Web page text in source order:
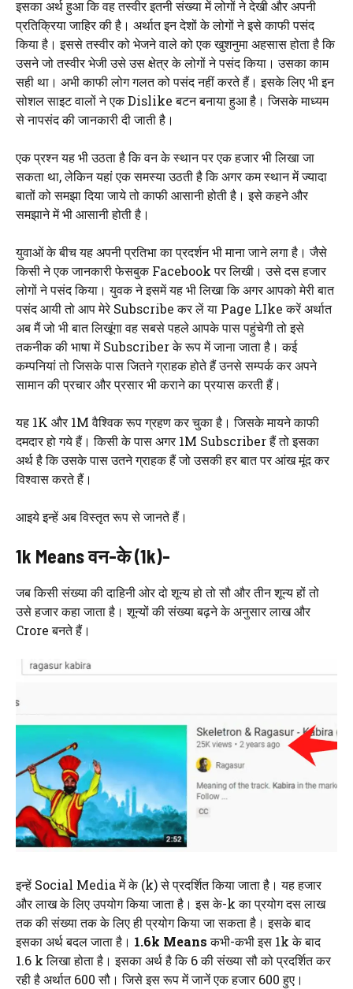
इसका अर्थ हुआ कि वह तस्वीर इतनी संख्या में लोगों ने देखी और अपनी
प्रतिक्रिया जाहिर की है। अर्थात इन देशों के लोगों ने इसे काफी पसंद
किया है। इससे तस्वीर को भेजने वाले को एक खुशनुमा अहसास होता है कि
उसने जो तस्वीर भेजी उसे उस क्षेत्र के लोगों ने पसंद किया। उसका काम
सही था। अभी काफी लोग गलत को पसंद नहीं करते हैं। इसके लिए भी इन
सोशल साइट वालों ने एक Dislike बटन बनाया हुआ है। जिसके माध्यम
से नापसंद की जानकारी दी जाती है।
एक प्रश्न यह भी उठता है कि वन के स्थान पर एक हजार भी लिखा जा
सकता था, लेकिन यहां एक समस्या उठती है कि अगर कम स्थान में ज्यादा
बातों को समझा दिया जाये तो काफी आसानी होती है। इसे कहने और
समझाने में भी आसानी होती है।
युवाओं के बीच यह अपनी प्रतिभा का प्रदर्शन भी माना जाने लगा है। जैसे
किसी ने एक जानकारी फेसबुक Facebook पर लिखी। उसे दस हजार
लोगों ने पसंद किया। युवक ने इसमें यह भी लिखा कि अगर आपको मेरी बात
पसंद आयी तो आप मेरे Subscribe कर लें या Page LIke करें अर्थात
अब मैं जो भी बात लिखूंगा वह सबसे पहले आपके पास पहुंचेगी तो इसे
तकनीक की भाषा में Subscriber के रूप में जाना जाता है। कई
कम्पनियां तो जिसके पास जितने ग्राहक होते हैं उनसे सम्पर्क कर अपने
सामान की प्रचार और प्रसार भी कराने का प्रयास करती हैं।
यह 1K और 1M वैश्विक रूप ग्रहण कर चुका है। जिसके मायने काफी
दमदार हो गये हैं। किसी के पास अगर 1M Subscriber हैं तो इसका
अर्थ है कि उसके पास उतने ग्राहक हैं जो उसकी हर बात पर आंख मूंद कर
विश्वास करते हैं।
आइये इन्हें अब विस्तृत रूप से जानते हैं।
1k Means वन-के (1k)-
जब किसी संख्या की दाहिनी ओर दो शून्य हो तो सौ और तीन शून्य हों तो
उसे हजार कहा जाता है। शून्यों की संख्या बढ़ने के अनुसार लाख और
Crore बनते हैं।
इन्हें Social Media में के (k) से प्रदर्शित किया जाता है। यह हजार
और लाख के लिए उपयोग किया जाता है। इस के-k का प्रयोग दस लाख
तक की संख्या तक के लिए ही प्रयोग किया जा सकता है। इसके बाद
इसका अर्थ बदल जाता है। 1.6k Meansकभी-कभी इस 1k के बाद
1.6 k लिखा होता है। इसका अर्थ है कि 6 की संख्या सौ को प्रदर्शित कर
रही है अर्थात 600 सौ। जिसे इस रूप में जानें एक हजार 600 हुए।